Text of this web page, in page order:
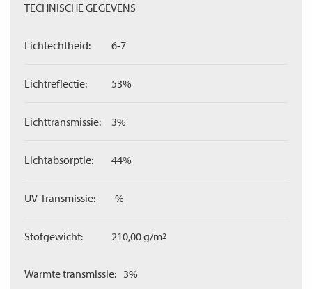
TECHNISCHE GEGEVENS
Lichtechtheid: 6-7
Lichtreflectie: 53%
Lichttransmissie: 3%
Lichtabsorptie: 44%
UV-Transmissie: -%
Stofgewicht: 210,00 g/m2
Warmte transmissie: 3%